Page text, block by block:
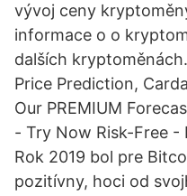
vývoj ceny
informace o o
dalších
Price Prediction,
Our PREMIUM
- Try Now Risk-Free
Rok 2019 bol pre
pozitívny, hoci od